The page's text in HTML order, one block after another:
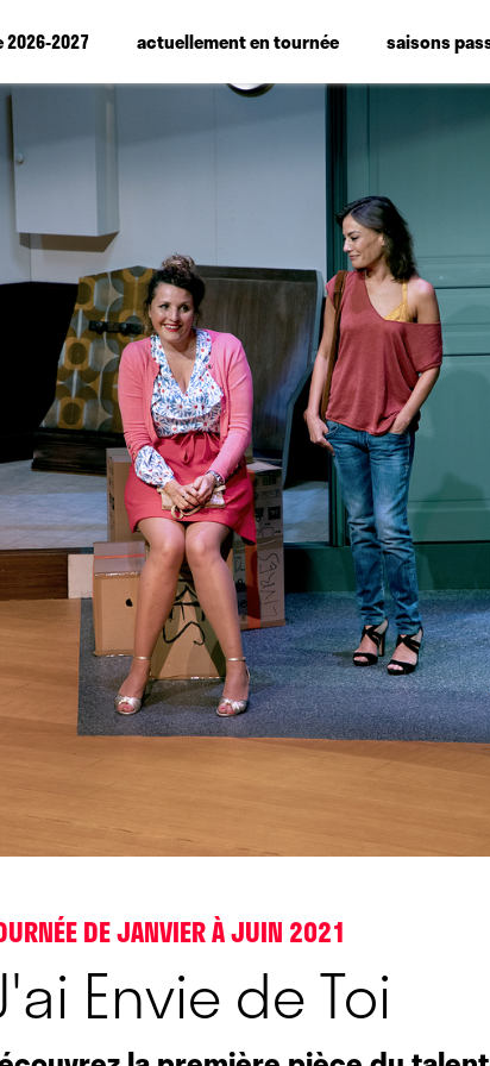
2027 actuellement en tournée saisons
DE JANVIER À JUIN 2021
Envie de Toi